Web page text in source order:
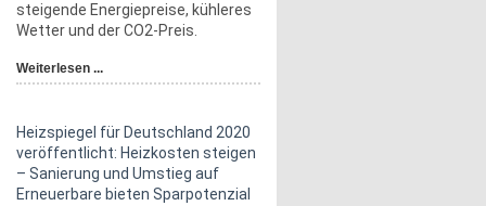
steigende Energiepreise, kühleres
Wetter und der CO2-Preis.
Weiterlesen ...
Heizspiegel für Deutschland 2020
veröffentlicht: Heizkosten steigen
– Sanierung und Umstieg auf
Erneuerbare bieten Sparpotenzial